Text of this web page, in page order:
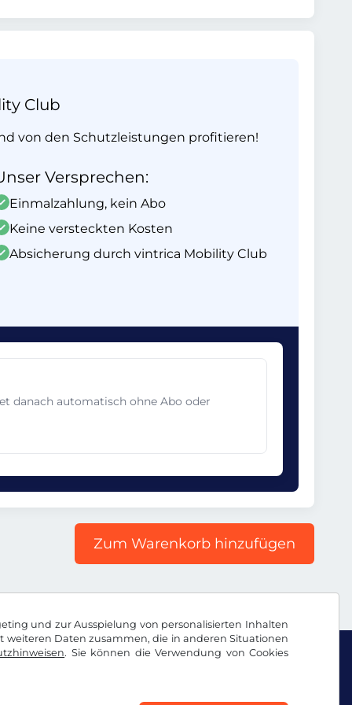
und zur Ausspielung von personalisierten Inhalten
Daten zusammen, die in anderen Situationen
. Sie können die Verwendung von Cookies
Club
von den Schutzleistungen profitieren!
Versprechen:
Einmalzahlung, kein Abo
Keine versteckten Kosten
Absicherung durch vintrica Mobility Club
danach automatisch ohne Abo oder
Zum Warenkorb hinzufügen